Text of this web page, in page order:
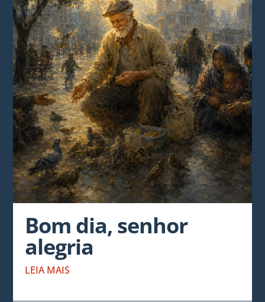
Bom dia, senhor
alegria
LEIA MAIS